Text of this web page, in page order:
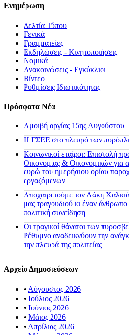
Ενημέρωση
Δελτία Τύπου
Γενικά
Γραμματείες
Εκδηλώσεις - Κινητοποιήσεις
Νομικά
Ανακοινώσεις - Εγκύκλιοι
Βίντεο
Ρυθμίσεις Ιδιωτικότητας
Πρόσφατα Νέα
Αμοιβή αργίας 15ης Αυγούστου
H ΓΣΕΕ στο πλευρό των
Κοινωνικοί εταίροι: Επιστολή
Οικονομίας & Οικονομικών για
ευρώ του ημερήσιου ορίου
εργαζόμενων
Αποχαιρετούμε τον Λάκη
μας τραγουδιού κι έναν άνθρωπο
πολιτική συνείδηση
Οι τραγικοί θάνατοι των
Ρέθυμνο αναδεικνύουν την
την πλευρά της πολιτείας
Αρχείο Δημοσιεύσεων
• Αύγουστος 2026
• Ιούλιος 2026
• Ιούνιος 2026
• Μάιος 2026
• Απρίλιος 2026